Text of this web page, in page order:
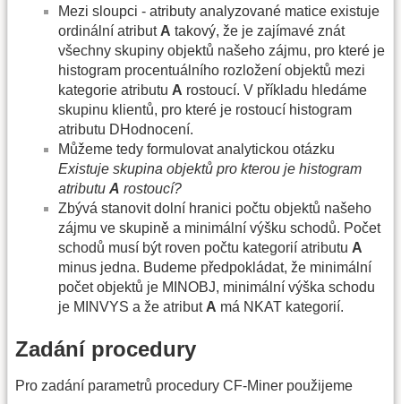
Mezi sloupci - atributy analyzované matice existuje
ordinální atribut A takový, že je zajímavé znát
všechny skupiny objektů našeho zájmu, pro které je
histogram procentuálního rozložení objektů mezi
kategorie atributu A rostoucí. V příkladu hledáme
skupinu klientů, pro které je rostoucí histogram
atributu DHodnocení.
Můžeme tedy formulovat analytickou otázku
Existuje skupina objektů pro kterou je histogram
atributu A rostoucí?
Zbývá stanovit dolní hranici počtu objektů našeho
zájmu ve skupině a minimální výšku schodů. Počet
schodů musí být roven počtu kategorií atributu A
minus jedna. Budeme předpokládat, že minimální
počet objektů je MINOBJ, minimální výška schodu
je MINVYS a že atribut A má NKAT kategorií.
Zadání procedury
Pro zadání parametrů procedury CF-Miner použijeme